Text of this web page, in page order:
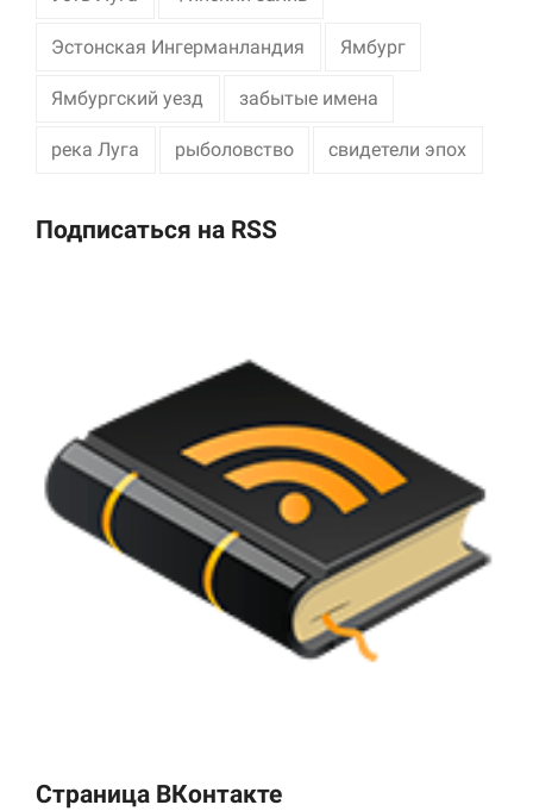
Эстонская Ингерманландия Ямбург
Ямбургский уезд забытые имена
река Луга рыболовство свидетели эпох
Подписаться на RSS
Страница ВКонтакте